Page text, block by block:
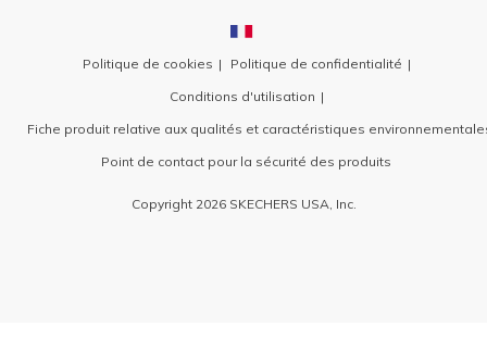
Politique de cookies
Politique de confidentialité
Conditions d'utilisation
Fiche produit relative aux qualités et caractéristiques
Point de contact pour la sécurité des produits
Copyright 2026 SKECHERS USA, Inc.